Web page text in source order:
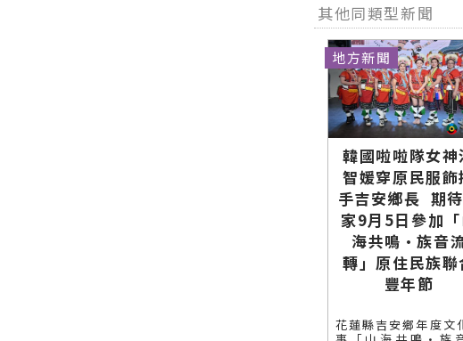
其他同類型新聞
韓國啦啦隊女神
智媛穿原民服飾
手吉安鄉長 期
家9月5日參加
海共鳴•族音
轉」原住民族聯
豐年節
花蓮縣吉安鄉年度文
地方新聞